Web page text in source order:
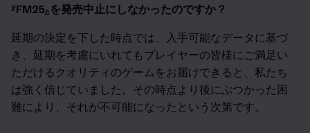
『FM25』を発売中止にしなかったのですか？
延期の決定を下した時点では、入手可能なデータに基づ
き、延期を考慮にいれてもプレイヤーの皆様にご満足い
ただけるクオリティのゲームをお届けできると、私たち
は強く信じていました。その時点より後にぶつかった困
難により、それが不可能になったという次第です。